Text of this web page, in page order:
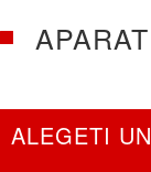
ALEGETI